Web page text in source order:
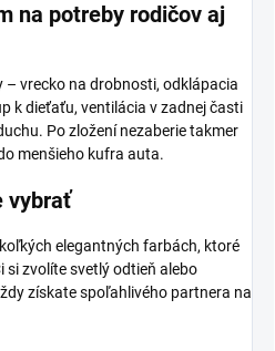
na potreby rodičov aj
– vrecko na drobnosti, odklápacia
k dieťaťu, ventilácia v zadnej časti
Po zložení nezaberie takmer
menšieho kufra auta.
vybrať
elegantných farbách, ktoré
si zvolíte svetlý odtieň alebo
získate spoľahlivého partnera na